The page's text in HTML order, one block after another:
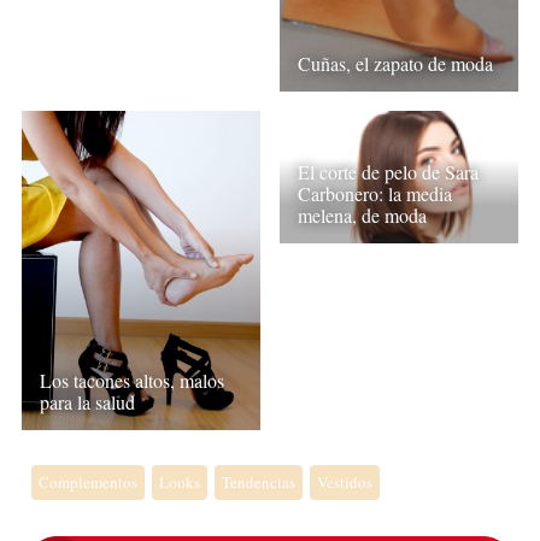
Cuñas, el zapato de moda
Los tacones altos, malos
para la salud
El corte de pelo de Sara
Carbonero: la media
melena, de moda
Complementos Looks Tendencias Vestidos